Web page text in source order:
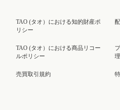
TAO (タオ）における知的財産ポ
リシー
TAO (タオ）における商品リコー
ルポリシー
売買取引規約